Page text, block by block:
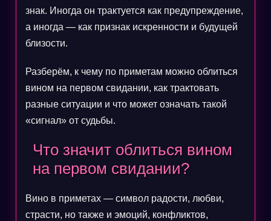
знак. Иногда он трактуется как предупреждение,
а иногда — как признак искренности и будущей
близости.
Разберём, к чему по приметам можно облиться
вином на первом свидании, как трактовать
разные ситуации и что может означать такой
«сигнал» от судьбы.
Что значит облиться вином
на первом свидании?
Вино в приметах — символ радости, любви,
страсти, но также и эмоций, конфликтов,